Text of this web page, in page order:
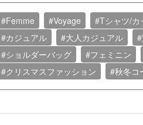
#Femme #Voyage #Tシャツ/カ
#カジュアル
#大人カジュアル
#ショルダーバッグ
#フェミニン
#クリスマスファッション
#秋冬コ